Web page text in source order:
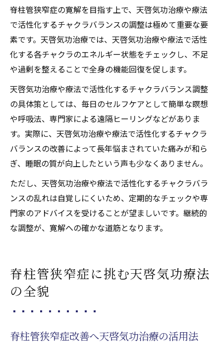
脊柱管狭窄症の寛解を目指す上で、天啓気功治療や療法
で活性化するチャクラバランスの調整は極めて重要な要
素です。天啓気功治療では、天啓気功治療や療法で活性
化する各チャクラのエネルギー状態をチェックし、不足
や過剰を整えることで全身の機能回復を促します。
天啓気功治療や療法で活性化するチャクラバランス調整
の具体策としては、毎日のセルフケアとして簡単な瞑想
や呼吸法、専門家による遠隔ヒーリングなどがありま
す。実際に、天啓気功治療や療法で活性化するチャクラ
バランスの改善によって長年悩まされていた痛みが和ら
ぎ、睡眠の質が向上したという声も少なくありません。
ただし、天啓気功治療や療法で活性化するチャクラバラ
ンスの乱れは自覚しにくいため、定期的なチェックや専
門家のアドバイスを受けることが望ましいです。継続的
な調整が、寛解への確かな道筋となります。
脊柱管狭窄症に挑む天啓気功療法
の全貌
脊柱管狭窄症改善へ天啓気功治療の活用法